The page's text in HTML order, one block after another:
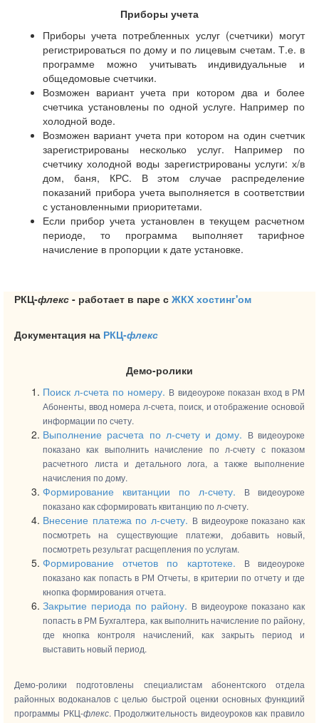
Приборы учета
Приборы учета потребленных услуг (счетчики) могут
регистрироваться по дому и по лицевым счетам. Т.е. в
программе можно учитывать индивидуальные и
общедомовые счетчики.
Возможен вариант учета при котором два и более
счетчика установлены по одной услуге. Например по
холодной воде.
Возможен вариант учета при котором на один счетчик
зарегистрированы несколько услуг. Например по
счетчику холодной воды зарегистрированы услуги: х/в
дом, баня, КРС. В этом случае распределение
показаний прибора учета выполняется в соответствии
с установленными приоритетами.
Если прибор учета установлен в текущем расчетном
периоде, то программа выполняет тарифное
начисление в пропорции к дате установке.
РКЦ-флекс - работает в паре с ЖКХ хостинг'ом
Документация на РКЦ-флекс
Демо-ролики
Поиск л-счета по номеру. В видеоуроке показан вход в РМ
Абоненты, ввод номера л-счета, поиск, и отображение основой
информации по счету.
Выполнение расчета по л-счету и дому. В видеоуроке
показано как выполнить начисление по л-счету с показом
расчетного листа и детального лога, а также выполнение
начисления по дому.
Формирование квитанции по л-счету.
В видеоуроке
показано как сформировать квитанцию по л-счету.
Внесение платежа по л-счету. В видеоуроке показано как
посмотреть на существующие платежи, добавить новый,
посмотреть результат расщепления по услугам.
Формирование отчетов по картотеке.
В видеоуроке
показано как попасть в РМ Отчеты, в критерии по отчету и где
кнопка формирования отчета.
Закрытие периода по району. В видеоуроке показано как
попасть в РМ Бухгалтера, как выполнить начисление по району,
где кнопка контроля начислений, как закрыть период и
выставить новый период.
Демо-ролики подготовлены специалистам абонентского отдела
районных водоканалов с целью быстрой оценки основных функциий
программы РКЦ-флекс. Продолжительность видеоуроков как правило